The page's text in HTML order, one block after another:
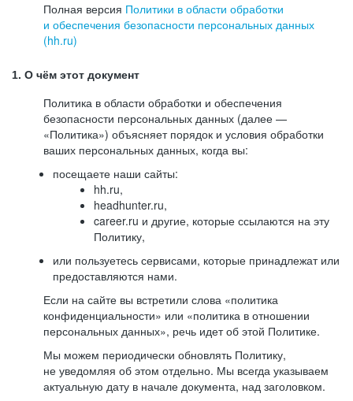
Полная версия Политики в области обработки
и обеспечения безопасности персональных данных
(hh.ru)
1. О чём этот документ
Политика в области обработки и обеспечения
безопасности персональных данных (далее —
«Политика») объясняет порядок и условия обработки
ваших персональных данных, когда вы:
посещаете наши сайты:
hh.ru,
headhunter.ru,
career.ru и другие, которые ссылаются на эту
Политику,
или пользуетесь сервисами, которые принадлежат или
предоставляются нами.
Если на сайте вы встретили слова «политика
конфиденциальности» или «политика в отношении
персональных данных», речь идет об этой Политике.
Мы можем периодически обновлять Политику,
не уведомляя об этом отдельно. Мы всегда указываем
актуальную дату в начале документа, над заголовком.